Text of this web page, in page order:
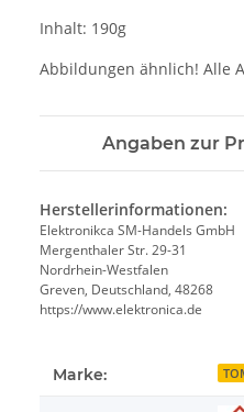
Inhalt: 190g
Abbildungen ähnlich! Alle
Angaben zur
Herstellerinformationen:
Elektronikca SM-Handels GmbH
Mergenthaler Str. 29-31
Nordrhein-Westfalen
Greven, Deutschland, 48268
https://www.elektronica.de
Marke: